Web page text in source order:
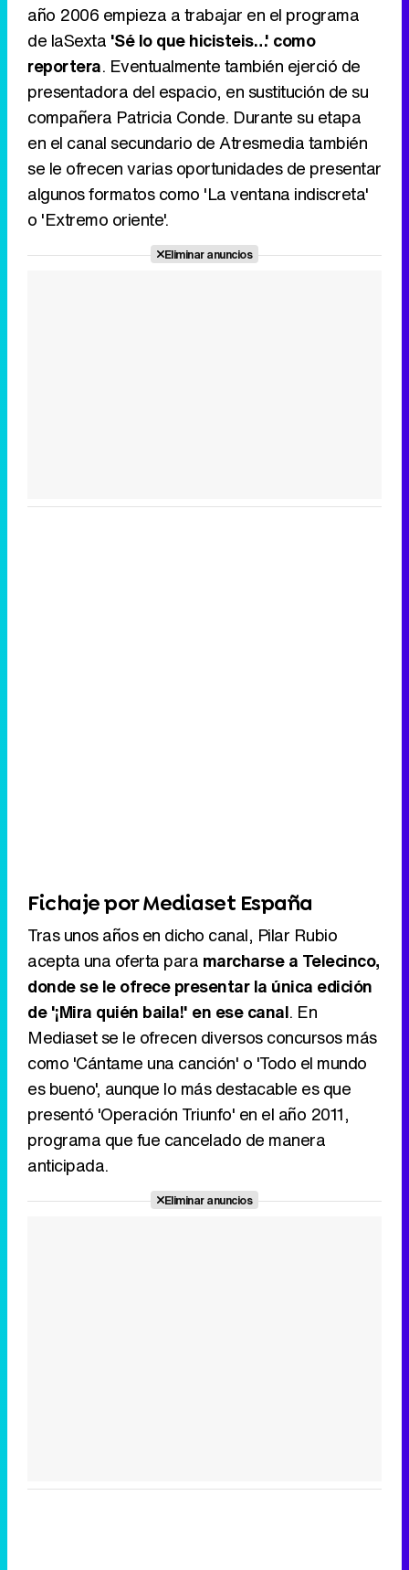
año 2006 empieza a trabajar en el programa
de laSexta 'Sé lo que hicisteis…' como
reportera. Eventualmente también ejerció de
presentadora del espacio, en sustitución de su
compañera Patricia Conde. Durante su etapa
en el canal secundario de Atresmedia también
se le ofrecen varias oportunidades de presentar
algunos formatos como 'La ventana indiscreta'
o 'Extremo oriente'.
Eliminar anuncios
Fichaje por Mediaset España
Tras unos años en dicho canal, Pilar Rubio
acepta una oferta para marcharse a Telecinco,
donde se le ofrece presentar la única edición
de '¡Mira quién baila!' en ese canal. En
Mediaset se le ofrecen diversos concursos más
como 'Cántame una canción' o 'Todo el mundo
es bueno', aunque lo más destacable es que
presentó 'Operación Triunfo' en el año 2011,
programa que fue cancelado de manera
anticipada.
Eliminar anuncios